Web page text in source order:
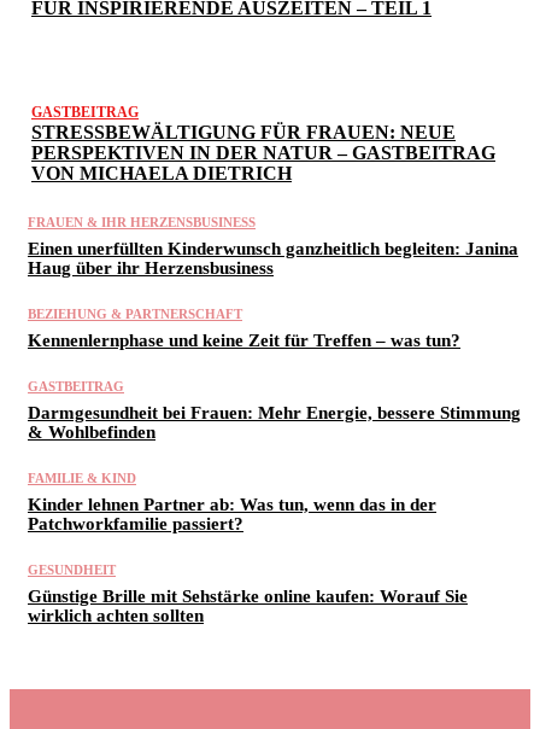
FÜR INSPIRIERENDE AUSZEITEN – TEIL 1
GASTBEITRAG
STRESSBEWÄLTIGUNG FÜR FRAUEN: NEUE
PERSPEKTIVEN IN DER NATUR – GASTBEITRAG
VON MICHAELA DIETRICH
FRAUEN & IHR HERZENSBUSINESS
Einen unerfüllten Kinderwunsch ganzheitlich begleiten: Janina
Haug über ihr Herzensbusiness
BEZIEHUNG & PARTNERSCHAFT
Kennenlernphase und keine Zeit für Treffen – was tun?
GASTBEITRAG
Darmgesundheit bei Frauen: Mehr Energie, bessere Stimmung
& Wohlbefinden
FAMILIE & KIND
Kinder lehnen Partner ab: Was tun, wenn das in der
Patchworkfamilie passiert?
GESUNDHEIT
Günstige Brille mit Sehstärke online kaufen: Worauf Sie
wirklich achten sollten